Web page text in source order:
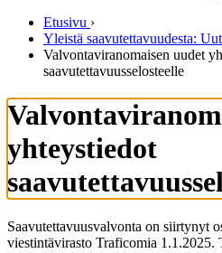
Etusivu ›
Yleistä saavutettavuudesta:
Valvontaviranomaisen uudet
saavutettavuusselosteelle
yhteystiedot
Saavutettavuusvalvonta on siirtynyt
viestintävirasto Traficomia 1.1.2025.